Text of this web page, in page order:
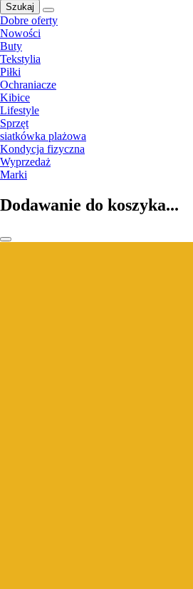
Szukaj
Dobre oferty
Nowości
Buty
Tekstylia
Piłki
Ochraniacze
Kibice
Lifestyle
Sprzęt
siatkówka plażowa
Kondycja fizyczna
Wyprzedaż
Marki
Dodawanie do koszyka...